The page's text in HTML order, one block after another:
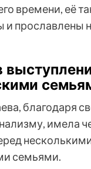
времени, её
и прославлены
благодаря
имела
семьями.